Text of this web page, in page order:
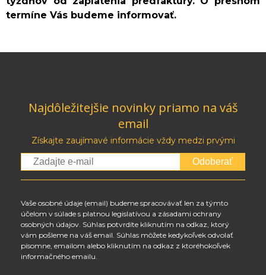
termíne Vás budeme informovať.
Najdôležitejšie novinky priamo na váš
email
Získajte zaujímavé informácie vždy medzi prvými
Odoberať
Vaše osobné údaje (email) budeme spracovávať len za týmto
účelom v súlade s platnou legislatívou a zásadami ochrany
osobných údajov. Súhlas potvrdíte kliknutím na odkaz, ktorý
vám pošleme na váš email. Súhlas môžete kedykoľvek odvolať
písomne, emailom alebo kliknutím na odkaz z ktoréhokoľvek
informačného emailu.